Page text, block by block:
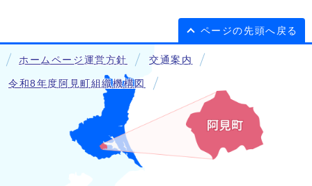
ページの先頭へ戻る
ホームページ運営方針 交通案内
令和8年度阿見町組織機構図